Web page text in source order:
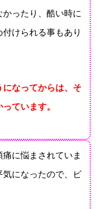
ったり、酷い時に
けられる事もあり
なってからは、そ
ています。
に悩まされていま
気になったので、ビ